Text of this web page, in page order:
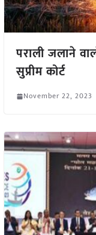
पराली जलाने
सुप्रीम कोर्ट
November 22, 2023